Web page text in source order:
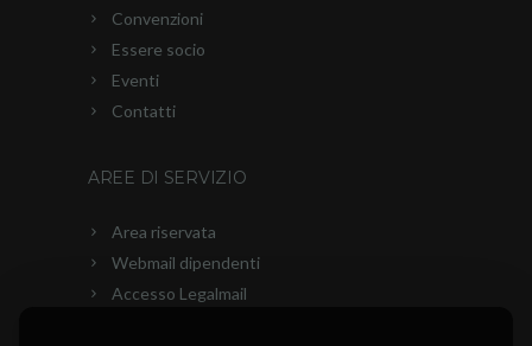
Convenzioni
Essere socio
Eventi
Contatti
AREE DI SERVIZIO
Area riservata
Webmail dipendenti
Accesso Legalmail